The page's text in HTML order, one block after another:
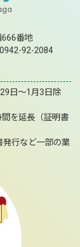
番地
92-2084
日～1月3日除
を延長（証明書
行など一部の業